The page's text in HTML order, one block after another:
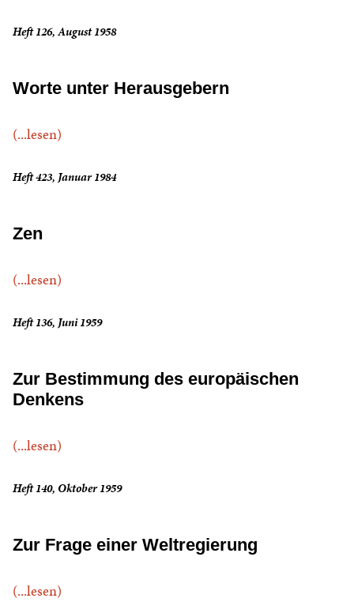
Heft 126, August 1958
Worte unter Herausgebern
(...lesen)
Heft 423, Januar 1984
Zen
(...lesen)
Heft 136, Juni 1959
Zur Bestimmung des europäischen
Denkens
(...lesen)
Heft 140, Oktober 1959
Zur Frage einer Weltregierung
(...lesen)